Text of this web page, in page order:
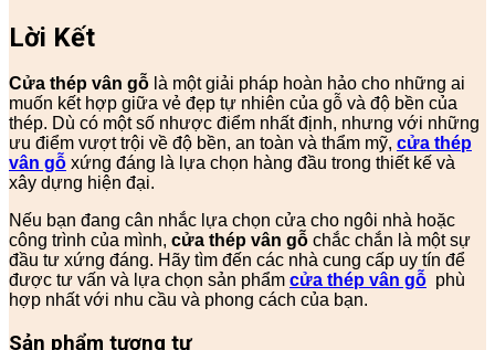
Lời Kết
Cửa thép vân gỗ là một giải pháp hoàn hảo cho những ai
muốn kết hợp giữa vẻ đẹp tự nhiên của gỗ và độ bền của
thép. Dù có một số nhược điểm nhất định, nhưng với những
ưu điểm vượt trội về độ bền, an toàn và thẩm mỹ, cửa thép
vân gỗ xứng đáng là lựa chọn hàng đầu trong thiết kế và
xây dựng hiện đại.
Nếu bạn đang cân nhắc lựa chọn cửa cho ngôi nhà hoặc
công trình của mình, cửa thép vân gỗ chắc chắn là một sự
đầu tư xứng đáng. Hãy tìm đến các nhà cung cấp uy tín để
được tư vấn và lựa chọn sản phẩm cửa thép vân gỗ phù
hợp nhất với nhu cầu và phong cách của bạn.
Sản phẩm tương tự